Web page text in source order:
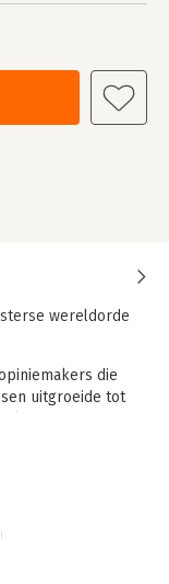
wereldorde
die
uitgroeide tot
tussen Amerika en
over China